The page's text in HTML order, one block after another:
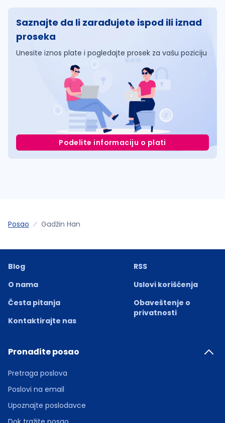
Saznajte da li zarađujete ispod ili iznad
proseka
Unesite iznos plate i pogledajte prosek za vašu poziciju
Podelite informaciju o plati
Posao Gadžin Han
Blog
O nama
Česta pitanja
Kontaktirajte nas
RSS
Uslovi korišćenja
Obaveštenje o
privatnosti
Pronađite posao
Pretraga poslova
Poslovi na email
Upoznajte poslodavce